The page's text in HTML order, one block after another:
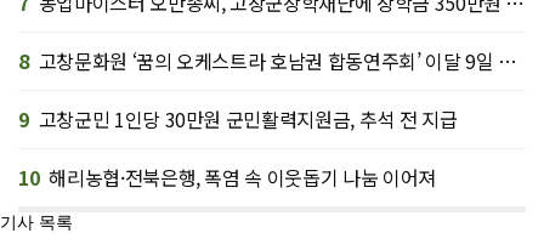
8 고창문화원 ‘꿈의 오케스트라 호남권 합동연주회’ 이달 9일 개최
9 고창군민 1인당 30만원 군민활력지원금, 추석 전 지급
10 해리농협·전북은행, 폭염 속 이웃돕기 나눔 이어져
기사 목록